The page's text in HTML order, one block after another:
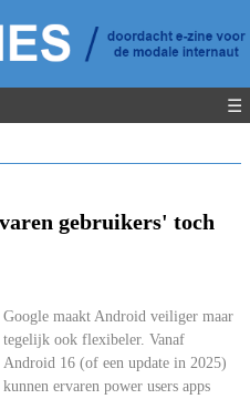
☰
gebruikers' toch
Google maakt Android veiliger maar
tegelijk ook flexibeler. Vanaf
Android 16 (of een update in 2025)
kunnen ervaren power users apps